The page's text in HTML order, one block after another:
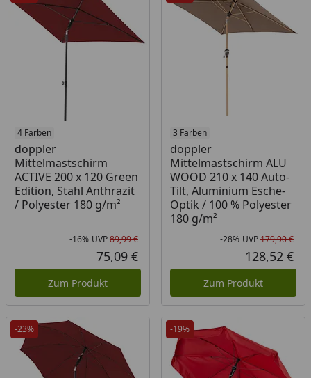
4 Farben
doppler
Mittelmastschirm
ACTIVE 200 x 120 Green
Edition, Stahl Anthrazit
/ Polyester 180 g/m²
Rabatt in Prozent
-16%
Ursprünglicher Preis
UVP89,99 €
Aktueller Preis
75,09 €
Zum Produkt
3 Farben
doppler
Mittelmastschirm ALU
WOOD 210 x 140 Auto-
Tilt, Aluminium Esche-
Optik / 100 % Polyester
180 g/m²
-28% UVP179,90 €
128,52 €
Zum Produkt
-23% -19%